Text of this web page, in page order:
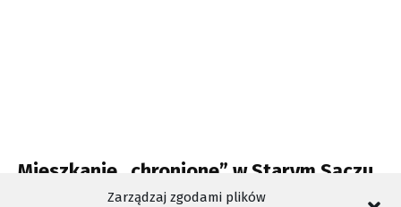
Zarządzaj zgodami plików
Mieszkanie „chronione” w Starym Sączu
ma lokatora